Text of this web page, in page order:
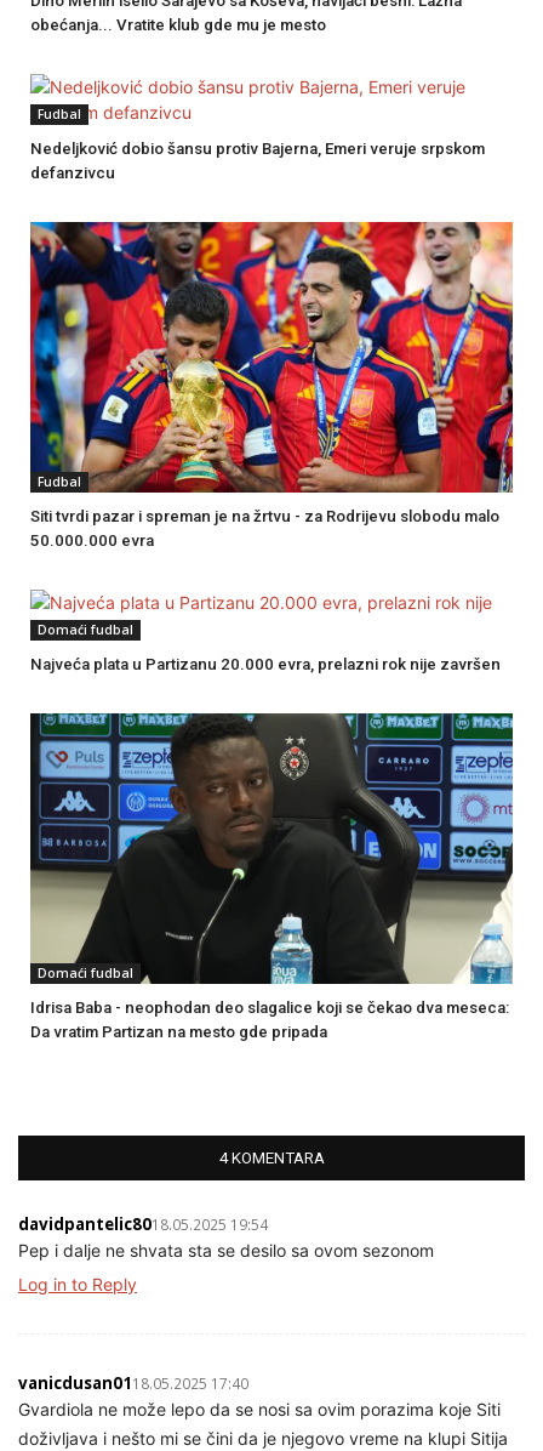
obećanja... Vratite klub gde mu je mesto
Fudbal
Nedeljković dobio šansu protiv Bajerna, Emeri veruje srpskom
defanzivcu
Fudbal
Siti tvrdi pazar i spreman je na žrtvu - za Rodrijevu slobodu malo
50.000.000 evra
Domaći fudbal
Najveća plata u Partizanu 20.000 evra, prelazni rok nije završen
Domaći fudbal
Idrisa Baba - neophodan deo slagalice koji se čekao dva meseca:
Da vratim Partizan na mesto gde pripada
4 KOMENTARA
davidpantelic8018.05.2025 19:54
Pep i dalje ne shvata sta se desilo sa ovom sezonom
Log in to Reply
vanicdusan0118.05.2025 17:40
Gvardiola ne može lepo da se nosi sa ovim porazima koje Siti
doživljava i nešto mi se čini da je njegovo vreme na klupi Sitija